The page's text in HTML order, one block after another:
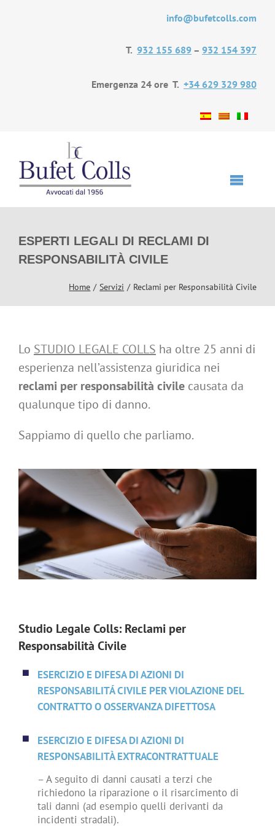
info@bufetcolls.com
T. 932 155 689 – 932 154 397
Emergenza 24 ore T. +34 629 329 980
Toggle
Inizio
Studio Legale
Servizi
Italian Desk
Contatto
Blog
ESPERTI LEGALI DI RECLAMI DI
RESPONSABILITÀ CIVILE
Home Servizi Reclami per Responsabilità Civile
Lo STUDIO LEGALE COLLS ha oltre 25 anni di
esperienza nell’assistenza giuridica nei
reclami per responsabilità civile causata da
qualunque tipo di danno.
Sappiamo di quello che parliamo.
Studio Legale Colls: Reclami per
Responsabilità Civile
ESERCIZIO E DIFESA DI AZIONI DI
RESPONSABILITÁ CIVILE PER VIOLAZIONE DEL
CONTRATTO O OSSERVANZA DIFETTOSA
ESERCIZIO E DIFESA DI AZIONI DI
RESPONSABILITÀ EXTRACONTRATTUALE
– A seguito di danni causati a terzi che
richiedono la riparazione o il risarcimento di
tali danni (ad esempio quelli derivanti da
incidenti stradali).